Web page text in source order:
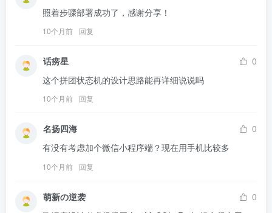
照着步骤部署成功了，感谢分享！
10个月前 回复
话痨星
0
这个拼团状态机的设计思路能再详细说说吗
10个月前 回复
名扬四海
0
有没有考虑加个微信小程序端？现在用手机比较多
10个月前 回复
萌新の逆袭
0